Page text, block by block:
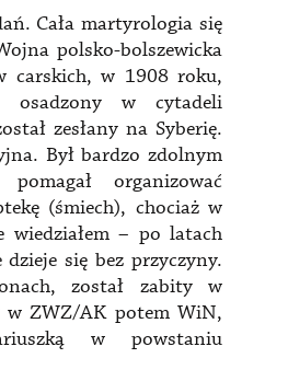
Cała martyrologia się
polsko-bolszewicka
carskich, w 1908 roku,
osadzony w cytadeli
zesłany na Syberię.
Był bardzo zdolnym
organizować
(śmiech), chociaż w
– po latach
się bez przyczyny.
został zabity w
w ZWZ/AK potem WiN,
w powstaniu